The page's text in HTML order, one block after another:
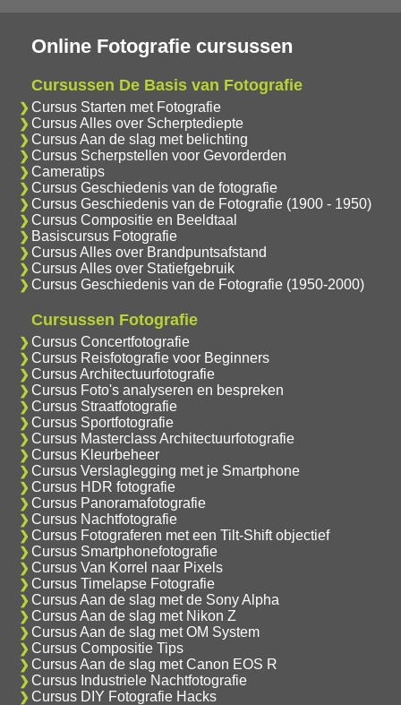
Online Fotografie cursussen
Cursussen De Basis van Fotografie
Cursus Starten met Fotografie
Cursus Alles over Scherptediepte
Cursus Aan de slag met belichting
Cursus Scherpstellen voor Gevorderden
Cameratips
Cursus Geschiedenis van de fotografie
Cursus Geschiedenis van de Fotografie (1900 - 1950)
Cursus Compositie en Beeldtaal
Basiscursus Fotografie
Cursus Alles over Brandpuntsafstand
Cursus Alles over Statiefgebruik
Cursus Geschiedenis van de Fotografie (1950-2000)
Cursussen Fotografie
Cursus Concertfotografie
Cursus Reisfotografie voor Beginners
Cursus Architectuurfotografie
Cursus Foto's analyseren en bespreken
Cursus Straatfotografie
Cursus Sportfotografie
Cursus Masterclass Architectuurfotografie
Cursus Kleurbeheer
Cursus Verslaglegging met je Smartphone
Cursus HDR fotografie
Cursus Panoramafotografie
Cursus Nachtfotografie
Cursus Fotograferen met een Tilt-Shift objectief
Cursus Smartphonefotografie
Cursus Van Korrel naar Pixels
Cursus Timelapse Fotografie
Cursus Aan de slag met de Sony Alpha
Cursus Aan de slag met Nikon Z
Cursus Aan de slag met OM System
Cursus Compositie Tips
Cursus Aan de slag met Canon EOS R
Cursus Industriele Nachtfotografie
Cursus DIY Fotografie Hacks